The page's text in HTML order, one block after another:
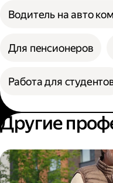
Водитель на авто
Для пенсионеров
Работа для
Другие